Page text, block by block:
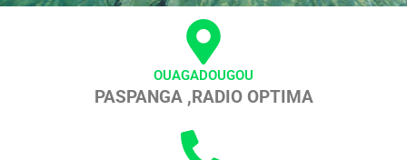
OUAGADOUGOU
PASPANGA ,RADIO OPTIMA